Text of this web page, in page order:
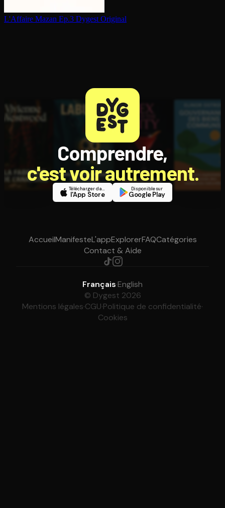
L'Affaire Mazan Ep.3 Dygest Original
Comprendre,
c'est voir autrement.
Télécharger dans
l'App Store
Disponible sur
Google Play
AccueilManifesteL'appExplorerFAQCatégories
Contact & Aide
Français·English
© Dygest 2026
Mentions légales·CGU·Politique de confidentialité·
Cookies